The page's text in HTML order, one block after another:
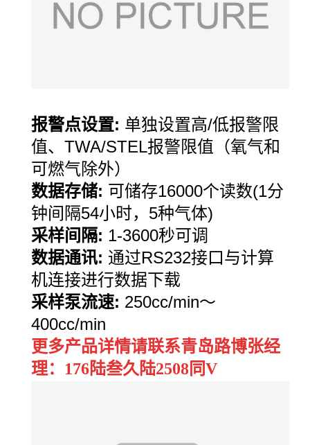
报警点设置: 单独设置高/低报警限
值、 TWA/STEL报警限值（氧气和
可燃气除外）
数据存储: 可储存16000个读数(1分
钟间隔54小时， 5种气体)
采样间隔: 1-3600秒可调
数据通讯: 通过RS232接口与计算
机连接进行数据下载
采样泵流速: 250cc/min～
400cc/min
更多产品详情请联系青岛路博张经
理：176陆叁久陆2508同V